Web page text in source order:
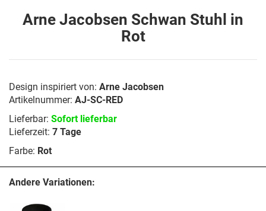
Arne Jacobsen Schwan Stuhl in
Rot
Design inspiriert von: Arne Jacobsen
Artikelnummer: AJ-SC-RED
Lieferbar: Sofort lieferbar
Lieferzeit: 7 Tage
Farbe: Rot
Andere Variationen: